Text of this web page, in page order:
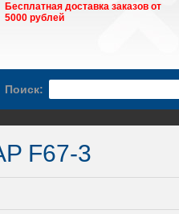
Бесплатная доставка заказов от
5000 рублей
Поиск:
F67-3